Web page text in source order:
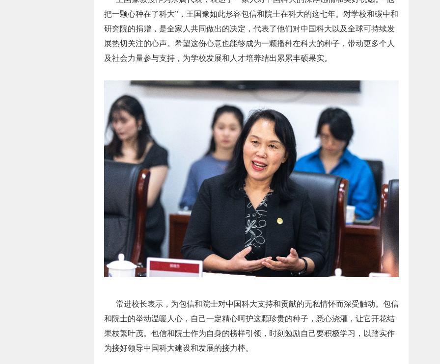
把一颗心种在了科大”，王国豫如此形容包信和院士在科大的这七年。对学校和碳中和
研究院的捐赠，是全家人共同做出的决定，代表了他们对中国科大以及全球可持续发
展热切关注的心声。希望这份心意也能够成为一颗播种在科大的种子，带动更多个人
及社会力量参与支持，为学校发展和人才培养结出累累丰硕果实。
常进校长表示，为包信和院士对中国科大支持和贡献的无私情怀而深受触动。包信
和院士的举动温暖人心，自己一定精心呵护这颗珍贵的种子，悉心浇灌，让它开花结
果枝繁叶茂。包信和院士作为自身的榜样引领，时刻勉励自己要积极学习，以踏实作
为接好领导中国科大建设和发展的接力棒。